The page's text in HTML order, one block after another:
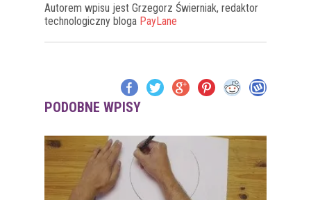
Autorem wpisu jest Grzegorz Świerniak, redaktor
technologiczny bloga PayLane
PODOBNE WPISY